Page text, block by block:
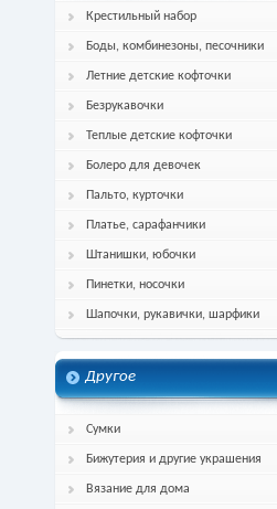
Крестильный набор
Боды, комбинезоны, песочники
Летние детские кофточки
Безрукавочки
Теплые детские кофточки
Болеро для девочек
Пальто, курточки
Платье, сарафанчики
Штанишки, юбочки
Пинетки, носочки
Шапочки, рукавички, шарфики
Другое
Сумки
Бижутерия и другие украшения
Вязание для дома